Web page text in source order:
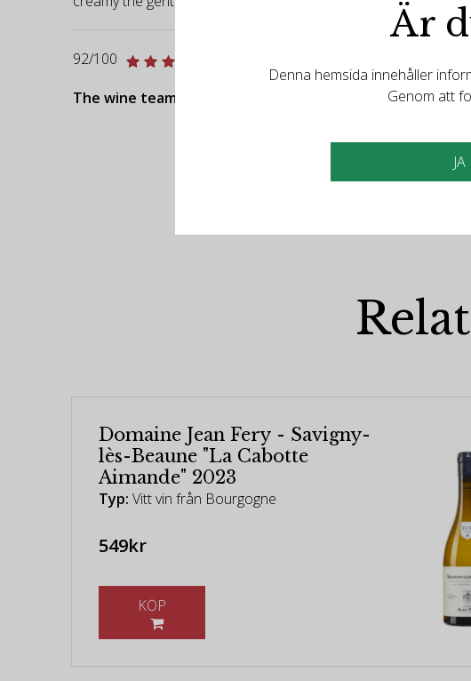
92/100
The wine team - gassaswine.se
Domaine Jean Fery - Savigny-
lès-Beaune "La Cabotte
Aimande" 2023
Typ: Vitt vin från Bourgogne
549kr
Är
Denna hemsida innehåller
Genom att
JA